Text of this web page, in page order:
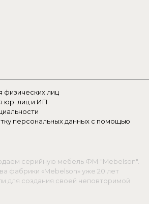
лиц
юр. лиц и ИП
персональных данных с помощью
серийную мебель ФМ "Mebelson".
фабрики «Mebelson» уже 20 лет
для создания своей неповторимой